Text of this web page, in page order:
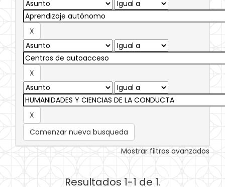
Comenzar nueva busqueda
Mostrar filtros avanzados
Resultados 1-1 de 1.